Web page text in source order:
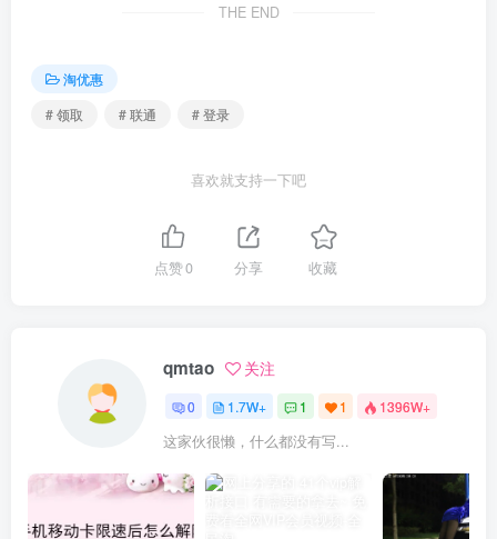
THE END
淘优惠
# 领取
# 联通 # 登录
喜欢就支持一下吧
点赞0 分享 收藏
qmtao 关注
0 1.7W+ 1 1 1396W+
这家伙很懒，什么都没有写...